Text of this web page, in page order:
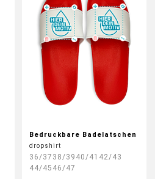
Bedruckbare Badelatschen
dropshirt
36/37 38/39 40/41 42/43
44/45 46/47